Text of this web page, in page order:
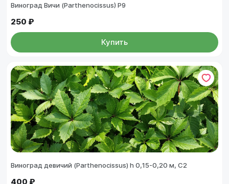
Виноград Вичи (Parthenocissus) Р9
250 ₽
Купить
Виноград девичий (Parthenocissus) h 0,15-0,20 м, С2
400 ₽